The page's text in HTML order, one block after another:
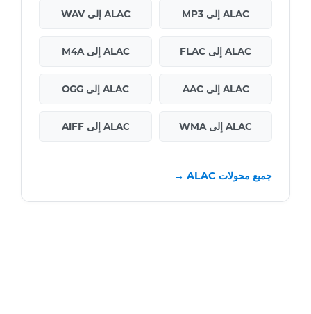
ALAC إلى MP3 ALAC إلى WAV
ALAC إلى FLAC ALAC إلى M4A
ALAC إلى AAC ALAC إلى OGG
ALAC إلى WMA ALAC إلى AIFF
جميع محولات ALAC →